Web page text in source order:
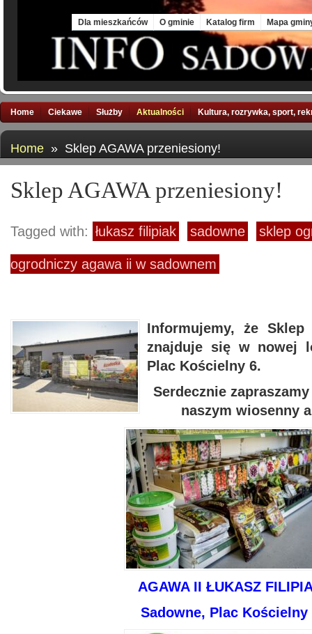
Dla mieszkańców O gminie Katalog firm Mapa
Home Ciekawe Służby Aktualności Kultura, rozrywka, sport,
Home » Sklep AGAWA przeniesiony!
Sklep AGAWA przeniesiony!
Tagged with: łukasz filipiak sadowne sklep
ogrodniczy agawa ii w sadownem
Informujemy, że Sklep
znajduje się w nowej
Plac Kościelny 6.
Serdecznie
naszym wiosenny
AGAWA II ŁUKASZ
Sadowne, Plac Kościelny